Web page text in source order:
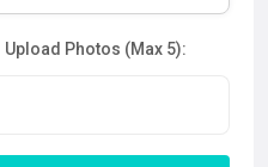
Upload Photos (Max 5):